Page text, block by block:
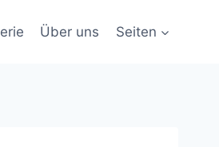
Über uns Seiten